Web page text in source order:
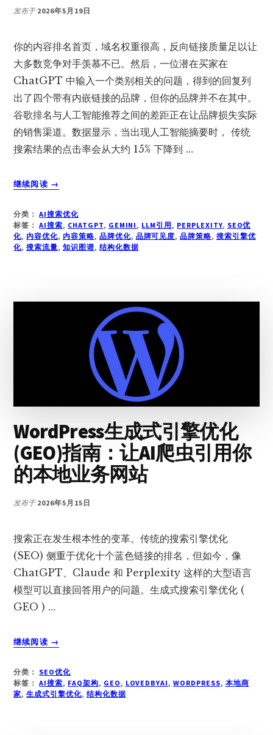
发布于 2026年5月19日
你的内容排名首页，域名权重很高，反向链接质量足以让
大多数竞争对手羡慕不已。然后，一位潜在买家在
ChatGPT 中输入一个类别相关的问题，得到的回复列
出了四个带有内嵌链接的品牌，但你的品牌并不在其中。
谷歌排名与人工智能推荐之间的差距正在让品牌损失实际
的销售渠道。数据显示，当出现人工智能摘要时， 传统
搜索结果的点击率会从大约 15% 下降到 …
继续阅读
关
何
让
你
出
索
结
果
中？
掌
握
引
略
→
分类：AI搜索优化
标签：AI搜索, CHATGPT, GEMINI , LLM引用, PERPLEXITY, SEO优
化, 内容优化, 内容策略, 品牌优化, 品牌可见度,品牌策略,搜索引擎优
化,搜索流量,知识图谱, 结构化数据
WordPress生成式引擎优化
(GEO)指南：让AI爬虫引用你
的本地业务网站
发布于 2026年5月15日
搜索正在发生根本性的变革。传统的搜索引擎优化
(SEO) 侧重于优化十个蓝色链接的排名，但如今，像
ChatGPT、Claude 和 Perplexity 这样的大型语言
模型可以直接回答用户的问题。生成式搜索引擎优化 (
GEO ) …
继续阅读
关
生
成
→
分类： SEO优化
标签：AI搜索, FAQ架构, GEO , LOVEDBYAI ,WORDPRESS, 本地商
家,生成式引擎优化, 结构化数据